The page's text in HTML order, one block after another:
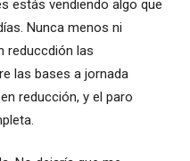
estás vendiendo algo que
Nunca menos ni
reduccdión las
las bases a jornada
reducción, y el paro